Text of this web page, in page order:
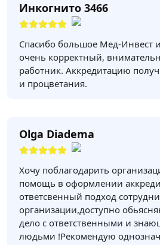
Инкогнито 3466
Спасибо большое Мед-Инвест
очень корректный,
работник. Аккредитацию
и процветания.
Olga Diadema
Хочу поблагодарить
помощь в оформлении
ответсвенный подход
организации,доступно
дело с ответственными и
людьми !Рекомендую